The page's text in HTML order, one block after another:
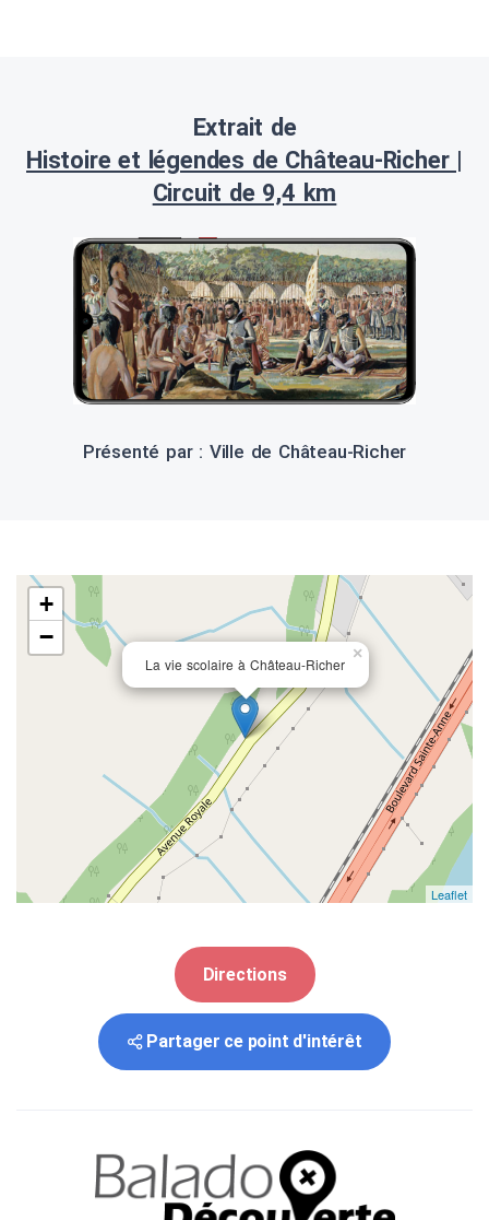
Extrait de
Histoire et légendes de Château-Richer |
Circuit de 9,4 km
Présenté par : Ville de Château-Richer
La vie scolaire à Château-Richer
×
+
−
Leaflet
Directions
Partager ce point d'intérêt